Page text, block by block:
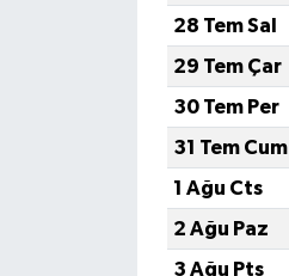
28 Tem Sal
29 Tem Çar
30 Tem Per
31 Tem Cum
1 Ağu Cts
2 Ağu Paz
3 Ağu Pts